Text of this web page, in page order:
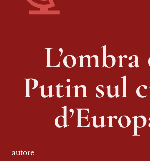
Putin sul
autore